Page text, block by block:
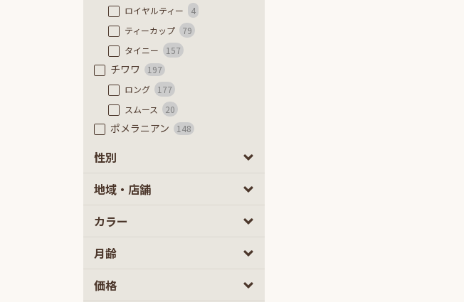
ロイヤルティー
4
ティーカップ
79
タイニー
157
チワワ
197
ロング
177
スムース
20
ポメラニアン 148
フレンチブルドッグ（フラッフ
豆柴
ミニチュアダックスフンド 54
性別
男の子 0
地域・店舗
カラー
月齢
2 5
価格